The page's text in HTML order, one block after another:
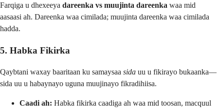
Farqiga u dhexeeya dareenka vs muujinta dareenka waa mid
aasaasi ah. Dareenka waa cimilada; muujinta dareenka waa cimilada
hadda.
5. Habka Fikirka
Qaybtani waxay baaritaan ku samaysaa sida uu u fikirayo bukaanka—
sida uu u habaynayo uguna muujinayo fikradihiisa.
Caadi ah: Habka fikirka caadiga ah waa mid toosan, macquul